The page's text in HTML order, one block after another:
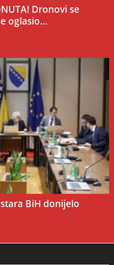
Dronovi se
oglasio...
BiH donijelo